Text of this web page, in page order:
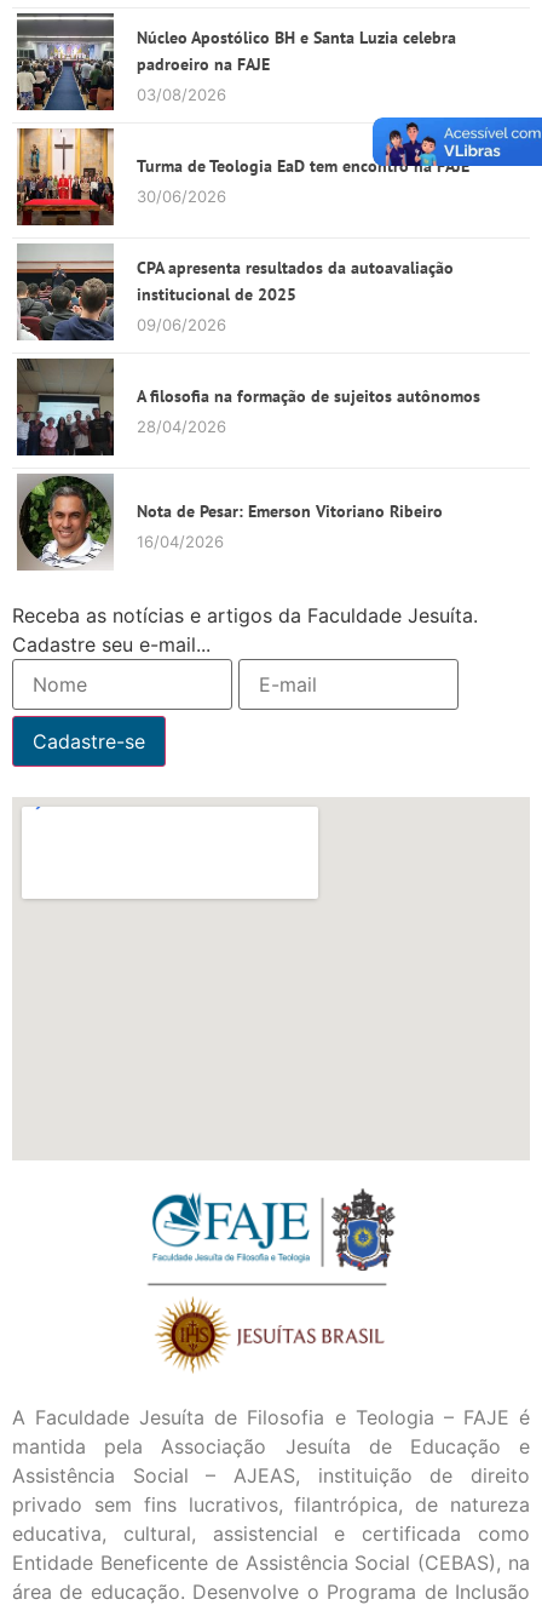
Núcleo Apostólico BH e Santa Luzia celebra
padroeiro na FAJE
03/08/2026
Turma de Teologia EaD tem encontro na FAJE
30/06/2026
CPA apresenta resultados da autoavaliação
institucional de 2025
09/06/2026
A filosofia na formação de sujeitos autônomos
28/04/2026
Nota de Pesar: Emerson Vitoriano Ribeiro
16/04/2026
Receba as notícias e artigos da Faculdade Jesuíta.
Cadastre seu e-mail...
A Faculdade Jesuíta de Filosofia e Teologia – FAJE é
mantida pela Associação Jesuíta de Educação e
Assistência Social – AJEAS, instituição de direito
privado sem fins lucrativos, filantrópica, de natureza
educativa, cultural, assistencial e certificada como
Entidade Beneficente de Assistência Social (CEBAS), na
área de educação. Desenvolve o Programa de Inclusão